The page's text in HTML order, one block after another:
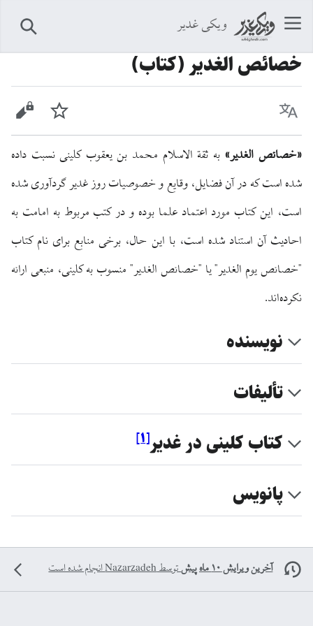
ویکی غدیر
خصائص الغدیر (کتاب)
زبان پیگیری
«خصائص الغدیر» به ثقة الاسلام محمد بن یعقوب کلینی نسبت داده
شده است که در آن فضایل، وقایع و خصوصیات روز غدیر گردآوری شده
است، این کتاب مورد اعتماد علما بوده و در کتب مربوط به امامت به
احادیث آن استناد شده است، با این حال، برخی منابع برای نام کتاب
"خصائص یوم الغدیر" یا "خصائص الغدیر" منسوب به کلینی، منبعی ارائه
نکرده‌اند.
نویسنده
تألیفات
كتاب كلينى در غدير[۱]
پانویس
آخرین ویرایش ۱۰ ماه پیش توسطNazarzadehانجام شده است